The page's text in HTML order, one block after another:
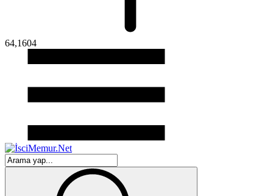
64,1604